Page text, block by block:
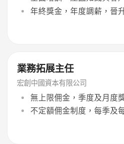
年終獎金，年度調薪，晉
業務拓展主任
宏創中國資本有限公司
無上限佣金，季度及月度
不定額佣金制度，每季及